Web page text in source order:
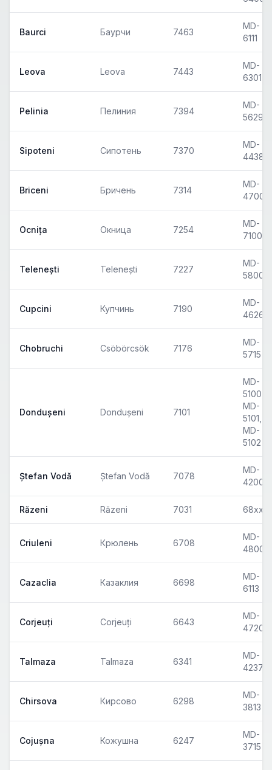
Baurci Баурчи 7463
MD-
6111
Leova Leova 7443
MD-
6301
Pelinia Пелиния 7394
MD-
5629
Sipoteni Сипотень 7370
MD-
4438
Briceni Бричень 7314
MD-
4700
Ocnița Окница 7254
MD-
7100
Telenești Telenești 7227
MD-
5800
Cupcini Купчинь 7190
MD-
4626
Chobruchi Csöbörcsök 7176
MD-
5715
Dondușeni Dondușeni 7101
MD-
5100,
MD-
5101,
MD-
5102
Ștefan Vodă Ștefan Vodă 7078
MD-
4200
Răzeni Răzeni 7031 68xx
Criuleni Крюлень 6708
MD-
4800
Cazaclia Казаклия 6698
MD-
6113
Corjeuți Corjeuți 6643
MD-
4720
Talmaza Talmaza 6341
MD-
4237
Chirsova Кирсово 6298
MD-
3813
Cojușna Кожушна 6247
MD-
3715